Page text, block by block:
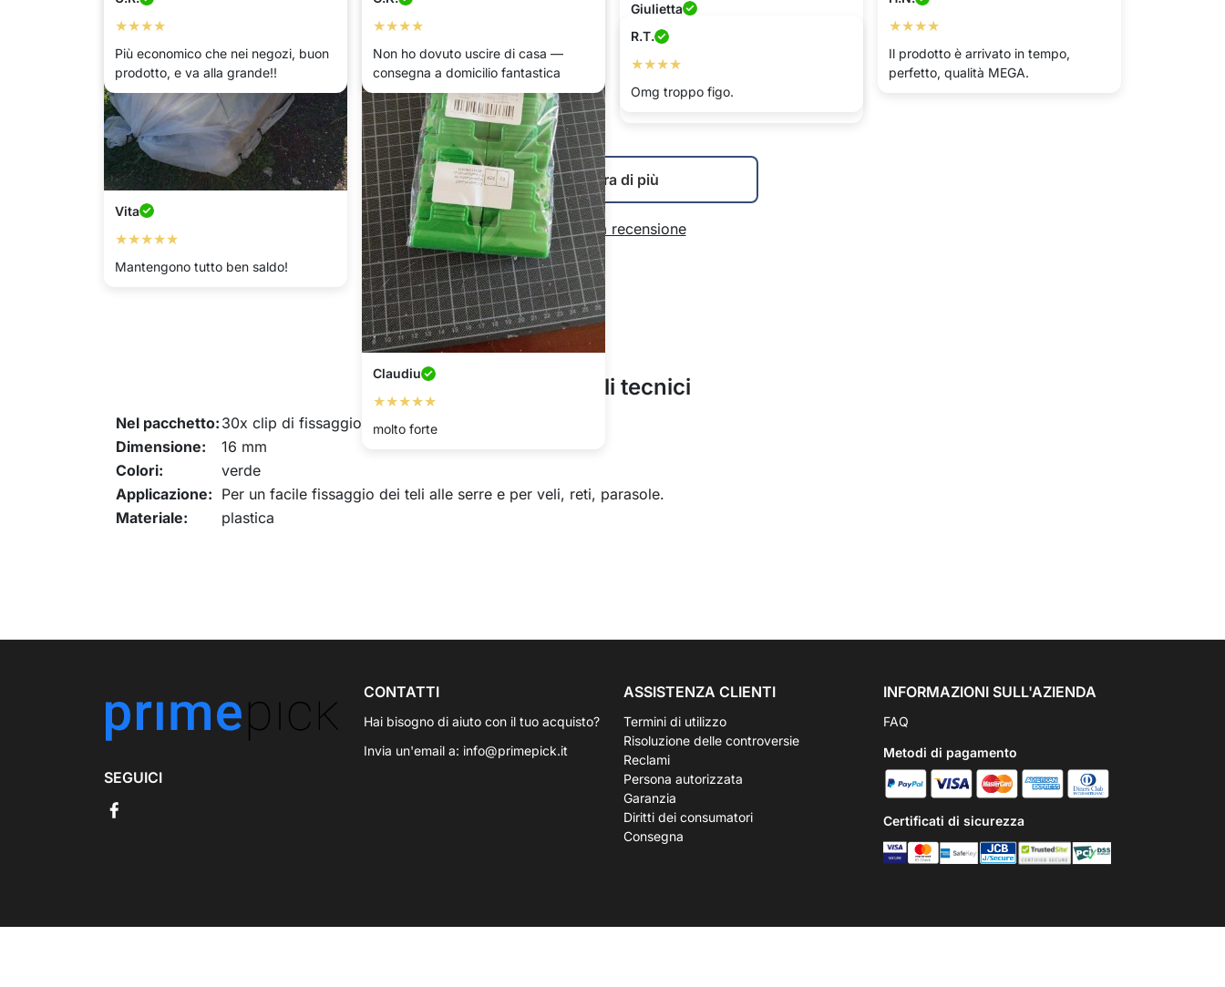
Vita
★★★★★
Mantengono tutto ben saldo!
Claudiu
★★★★★
molto forte
Giulietta
★★★★★
Sono fantastiche, le ho usate per
coprire tutto il giardino con un velo e
nessun vento può spostarlo
★★★★
Più economico che nei negozi, buon
prodotto, e va alla grande!!
★★★★
Non ho dovuto uscire di casa —
consegna a domicilio fantastica
★★★★
Il prodotto è arrivato in tempo,
perfetto, qualità MEGA.
R.T.
★★★★
Omg troppo figo.
Mostra di più
Scrivi una recensione
Dettagli tecnici
Nel pacchetto: 30x clip di fissaggio
Dimensione:
16 mm
Colori:
verde
Applicazione: Per un facile fissaggio dei teli alle serre e per veli, reti, parasole.
Materiale:
plastica
SEGUICI
CONTATTI
Hai bisogno di aiuto con il tuo acquisto?
Invia un'email a: info@primepick.it
ASSISTENZA CLIENTI
Termini di utilizzo
Risoluzione delle controversie
Reclami
Persona autorizzata
Garanzia
Diritti dei consumatori
Consegna
INFORMAZIONI SULL'AZIENDA
FAQ
Metodi di pagamento
Certificati di sicurezza